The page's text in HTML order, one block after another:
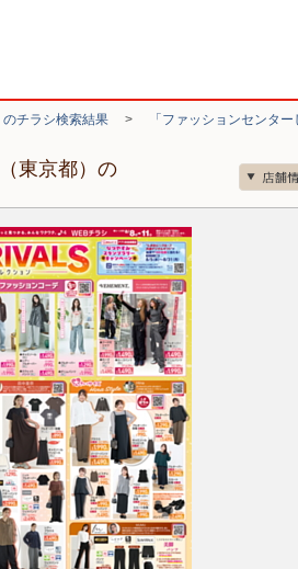
のチラシ検索結果 > 「ファッションセンタ
東京都）の